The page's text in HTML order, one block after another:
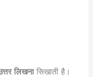
लिखनासिखाती है।